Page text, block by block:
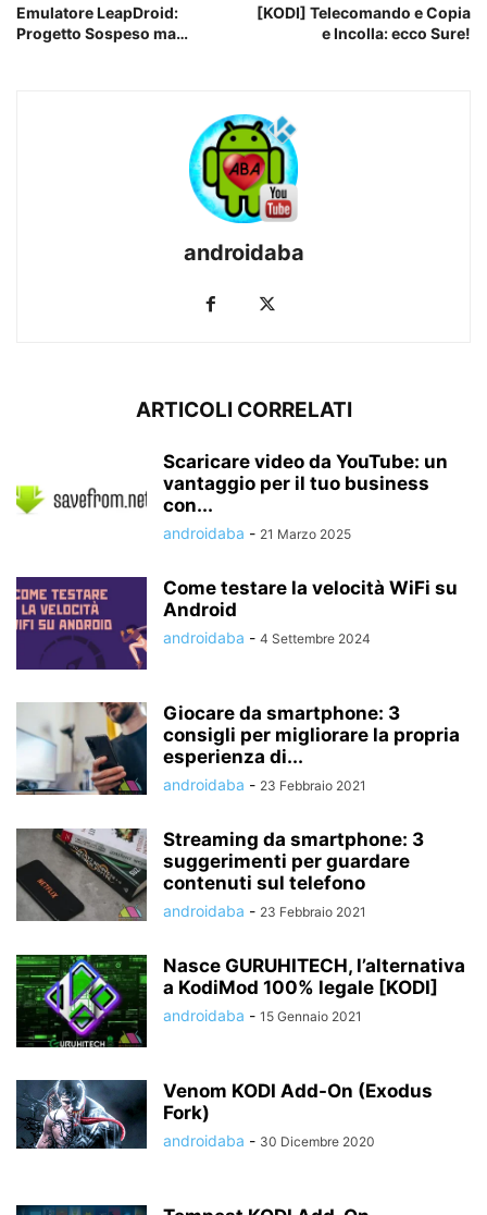
Emulatore LeapDroid:
Progetto Sospeso ma…
[KODI] Telecomando e Copia
e Incolla: ecco Sure!
androidaba
ARTICOLI CORRELATI
Scaricare video da YouTube: un
vantaggio per il tuo business
con...
androidaba - 21 Marzo 2025
Come testare la velocità WiFi su
Android
androidaba - 4 Settembre 2024
Giocare da smartphone: 3
consigli per migliorare la propria
esperienza di...
androidaba - 23 Febbraio 2021
Streaming da smartphone: 3
suggerimenti per guardare
contenuti sul telefono
androidaba - 23 Febbraio 2021
Nasce GURUHITECH, l’alternativa
a KodiMod 100% legale [KODI]
androidaba - 15 Gennaio 2021
Venom KODI Add-On (Exodus
Fork)
androidaba - 30 Dicembre 2020